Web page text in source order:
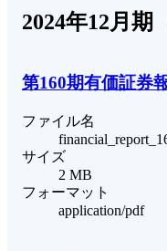
2024年12月期
第160期有価証券
ファイル名
サイズ
2 MB
フォーマット
application/pdf